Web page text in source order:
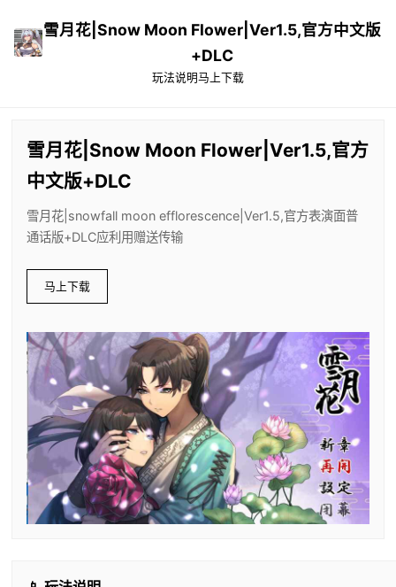
雪月花|Snow Moon Flower|Ver1.5,官方中文版
+DLC
玩法说明马上下载
雪月花|Snow Moon Flower|Ver1.5,官方
中文版+DLC
雪月花|snowfall moon efflorescence|Ver1.5,官方表演面普
通话版+DLC应利用赠送传输
马上下载